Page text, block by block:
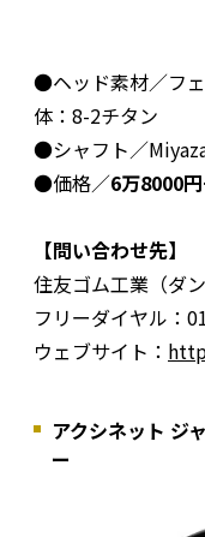
●ヘッド素材／フ
体：8-2チタン
●シャフト／
●価格／6万8000
【問い合わせ先】
住友ゴム工業（ダ
フリーダイヤル：
ウェブサイト：
アクシネット ジ
ー